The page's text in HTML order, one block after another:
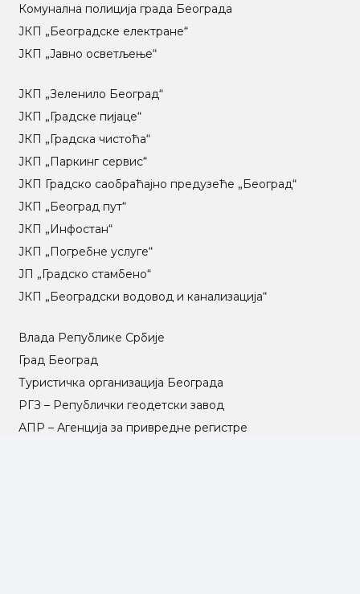
Комунална полиција града Београда
ЈКП „Београдске електране“
ЈКП „Јавно осветљење“
ЈКП „Зеленило Београд“
ЈКП „Градске пијаце“
ЈКП „Градска чистоћа“
ЈКП „Паркинг сервис“
ЈКП Градско саобраћајно предузеће „Београд“
ЈКП „Београд пут“
ЈКП „Инфостан“
ЈКП „Погребне услуге“
ЈП „Градско стамбено“
ЈКП „Београдски водовод и канализација“
Влада Републике Србије
Град Београд
Туристичка организација Београда
РГЗ – Републички геодетски завод
АПР – Агенција за привредне регистре